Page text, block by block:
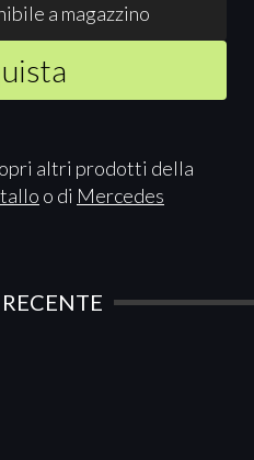
a magazzino
altri prodotti della
o di Mercedes